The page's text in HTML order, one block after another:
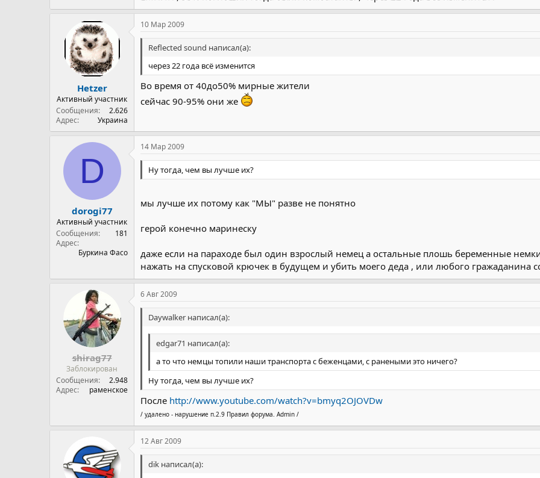
Hetzer
Активный участник
Сообщения
2.626
Адрес
Украина
10 Мар 2009
Reflected sound написал(а):
через 22 года всё изменится
Во время от 40до50% мирные жители
сейчас 90-95% они же
D
dorogi77
Активный участник
Сообщения
181
Адрес
Буркина Фасо
14 Мар 2009
Ну тогда, чем вы лучше их?
мы лучше их потому как "МЫ" разве не понятно
герой конечно маринеску
даже если на параходе был один взрослый немец а остальные плошь беременные
нажать на спусковой крючек в будущем и убить моего деда , или любого гражаданина
shirag77
Заблокирован
Сообщения
2.948
Адрес
раменское
6 Авг 2009
Daywalker написал(а):
edgar71 написал(а):
а то что немцы топили наши транспорта с беженцами, с ранеными это ничего?
Ну тогда, чем вы лучше их?
После http://www.youtube.com/watch?v=bmyq2OJOVDw
/ удалено - нарушение п.2.9 Правил форума. Admin /
12 Авг 2009
dik написал(а):